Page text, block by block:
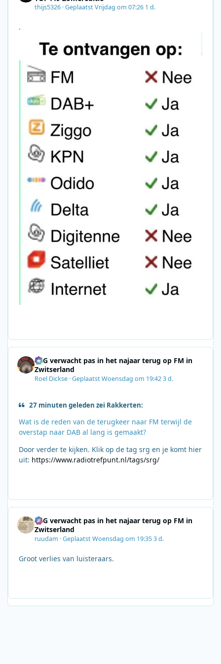
thijs5326 ·GeplaatstVrijdag om 07:26 1 d.
.
SRG verwacht pas in het najaar terug op FM in
Zwitserland
Roel Dickse ·GeplaatstWoensdag om 19:423 d.
27 minuten geleden zei Rakkerten:
Wat is de reden van de terugkeer naar FM terwijl de
overstap naar DAB al lang is gemaakt?
Door verder te kijken. Klik op de tag srg en je komt hier
uit: https://www.radiotrefpunt.nl/tags/srg/
SRG verwacht pas in het najaar terug op FM in
Zwitserland
ruudam ·GeplaatstWoensdag om 19:353 d.
Groot verlies van luisteraars.